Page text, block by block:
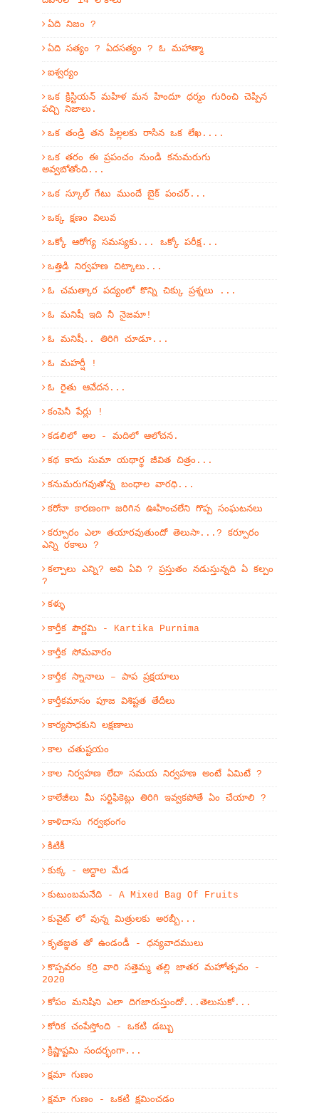
ఏది నిజం ?
ఏది సత్యం ? ఏదసత్యం ? ఓ మహాత్మా
ఐశ్వర్యం
ఒక క్రిస్టియన్ మహిళ మన హిందూ ధర్మం గురించి చెప్పిన
పచ్చి నిజాలు.
ఒక తండ్రి తన పిల్లలకు రాసిన ఒక లేఖ....
ఒక తరం ఈ ప్రపంచం నుండి కనుమరుగు
అవ్వబోతోంది...
ఒక స్కూల్ గేటు ముందే బైక్ పంచర్...
ఒక్క క్షణం విలువ
ఒక్కో ఆరోగ్య సమస్యకు... ఒక్కో పరీక్ష...
ఒత్తిడి నిర్వహణ చిట్కాలు...
ఓ చమత్కార పద్యంలో కొన్ని చిక్కు ప్రశ్నలు ...
ఓ మనిషీ ఇది నీ నైజమా!
ఓ మనిషీ.. తిరిగి చూడూ...
ఓ మహర్షీ !
ఓ రైతు ఆవేదన...
కంపెనీ పేర్లు !
కడలిలో అల - మదిలో ఆలోచన.
కథ కాదు సుమా యథార్థ జీవిత చిత్రం...
కనుమరుగవుతోన్న బంధాల వారధి...
కరోనా కారణంగా జరిగిన ఊహించలేని గొప్ప సంఘటనలు
కర్పూరం ఎలా తయారవుతుందో తెలుసా...? కర్పూరం
ఎన్ని రకాలు ?
కల్పాలు ఎన్ని? అవి ఏవి ? ప్రస్తుతం నడుస్తున్నది ఏ కల్పం
?
కళ్ళు
కార్తీక పౌర్ణమి - Kartika Purnima
కార్తీక సోమవారం
కార్తీక స్నానాలు – పాప ప్రక్షయాలు
కార్తీకమాసం పూజ విశిష్టత తేదీలు
కార్యసాధకుని లక్షణాలు
కాల చతుష్టయం
కాల నిర్వహణ లేదా సమయ నిర్వహణ అంటే ఏమిటే ?
కాలేజీలు మీ సర్టిఫికెట్లు తిరిగి ఇవ్వకపోతే ఏం చేయాలి ?
కాళిదాసు గర్వభంగం
కిటికీ
కుక్క - అద్దాల మేడ
కుటుంబమనేది - A Mixed Bag Of Fruits
కువైట్ లో వున్న మిత్రులకు అరబ్బీ...
కృతజ్ఞత తో ఉండండీ - ధన్యవాదములు
కొప్పవరం కర్రి వారి సత్తెమ్మ తల్లి జాతర మహోత్సవం -
2020
కోపం మనిషిని ఎలా దిగజారుస్తుందో...తెలుసుకో...
కోరిక చంపేస్తోంది - ఒకటి డబ్బు
క్రిష్ణాష్టమి సందర్భంగా...
క్షమా గుణం
క్షమా గుణం - ఒకటి క్షమించడం